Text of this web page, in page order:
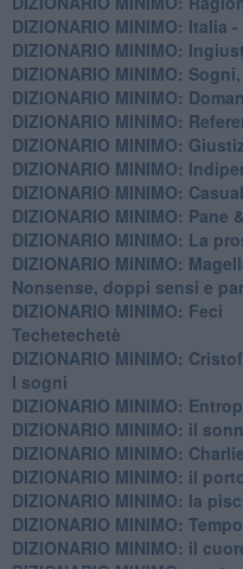
DIZIONARIO MINIMO: Italia -
DIZIONARIO MINIMO:
DIZIONARIO MINIMO:
DIZIONARIO MINIMO:
DIZIONARIO MINIMO:
DIZIONARIO MINIMO:
DIZIONARIO MINIMO:
DIZIONARIO MINIMO:
​DIZIONARIO MINIMO: Pane
DIZIONARIO MINIMO: La
​DIZIONARIO MINIMO:
Nonsense, doppi sensi e
DIZIONARIO MINIMO: Feci
Techetechetè
DIZIONARIO MINIMO:
I sogni
DIZIONARIO MINIMO:
DIZIONARIO MINIMO: il
DIZIONARIO MINIMO: Charlie
DIZIONARIO MINIMO: il
DIZIONARIO MINIMO: la
DIZIONARIO MINIMO:
DIZIONARIO MINIMO: il